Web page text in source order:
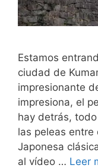
Estamos
ciudad de
impresionante
impresiona, el
hay detrás,
las peleas entre
Japonesa
al vídeo … Leer